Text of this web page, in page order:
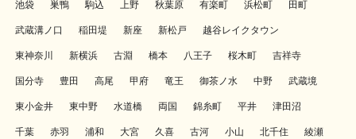
池袋 巣鴨 駒込 上野 秋葉原 有楽町 浜松町 田町
武蔵溝ノ口 稲田堤 新座 新松戸 越谷レイクタウン
東神奈川 新横浜 古淵 橋本 八王子 桜木町 吉祥寺
国分寺 豊田 高尾 甲府 竜王 御茶ノ水 中野 武蔵境
東小金井 東中野 水道橋 両国 錦糸町 平井 津田沼
千葉 赤羽 浦和 大宮 久喜 古河 小山 北千住 綾瀬